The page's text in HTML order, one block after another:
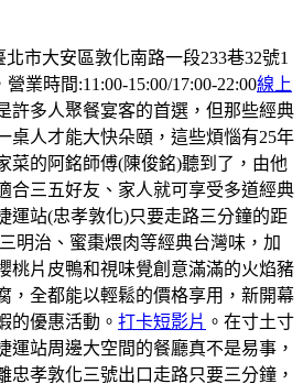
北市大安區敦化南路一段233巷32號1
業時間:11:00-15:00/17:00-22:00線上
許多人聚餐宴客的首選，但那些經典
桌人才能大快朵頤，這些煩惱有25年
菜的阿銘師傅(陳俊銘)聽到了，由他
合三五好友、家人就可享受多道經典
運站(忠孝敦化)只要走路三分鐘的距
明治、蜜棗煨肉等經典台灣味，加
桃片皮鴨和視味覺創意滿滿的火焰豬
，全都能以輕鬆的價格享用，新開幕
的優惠活動。 打卡短影片 。在寸土寸
運站周邊大空間的餐廳真不是易事，
忠孝敦化三號出口走路只要三分鐘，